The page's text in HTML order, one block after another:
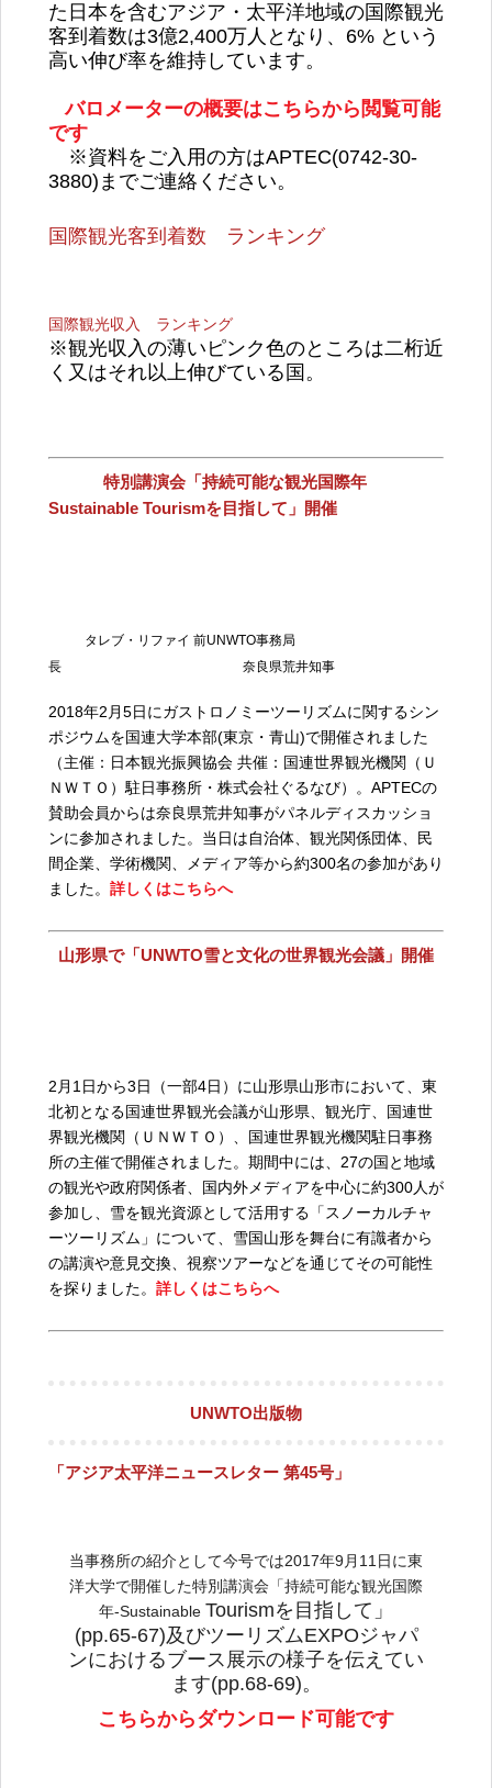
た日本を含むアジア・太平洋地域の国際観光
客到着数は3億2,400万人となり、6% という
高い伸び率を維持しています。
バロメーターの概要はこちらから閲覧可能
です
※資料をご入用の方はAPTEC(0742-30-
3880)までご連絡ください。
国際観光客到着数 ランキング
国際観光収入 ランキング
※観光収入の薄いピンク色のところは二桁近
く又はそれ以上伸びている国。
特別講演会「持続可能な観光国際年
Sustainable Tourismを目指して」開催
タレブ・リファイ 前UNWTO事務局
長 奈良県荒井知事
2018年2月5日にガストロノミーツーリズムに関するシン
ポジウムを国連大学本部(東京・青山)で開催されました
（主催：日本観光振興協会 共催：国連世界観光機関（Ｕ
ＮＷＴＯ）駐日事務所・株式会社ぐるなび）。APTECの
賛助会員からは奈良県荒井知事がパネルディスカッショ
ンに参加されました。当日は自治体、観光関係団体、民
間企業、学術機関、メディア等から約300名の参加があり
ました。 詳しくはこちらへ
山形県で「UNWTO雪と文化の世界観光会議」開催
2月1日から3日（一部4日）に山形県山形市において、東
北初となる国連世界観光会議が山形県、観光庁、国連世
界観光機関（ＵＮＷＴＯ）、国連世界観光機関駐日事務
所の主催で開催されました。期間中には、27の国と地域
の観光や政府関係者、国内外メディアを中心に約300人が
参加し、雪を観光資源として活用する「スノーカルチャ
ーツーリズム」について、雪国山形を舞台に有識者から
の講演や意見交換、視察ツアーなどを通じてその可能性
を探りました。 詳しくはこちらへ
UNWTO出版物
「アジア太平洋ニュースレター 第45号」
当事務所の紹介として今号では2017年9月11日に東
洋大学で開催した特別講演会「持続可能な観光国際
年-Sustainable Tourismを目指して」
(pp.65-67)及びツーリズムEXPOジャパ
ンにおけるブース展示の様子を伝えてい
ます(pp.68-69)。
こちらからダウンロード可能です